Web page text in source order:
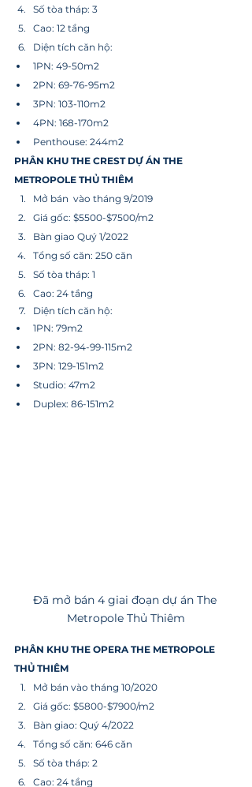
Số tòa tháp: 3
Cao: 12 tầng
Diện tích căn hộ:
1PN: 49-50m2
2PN: 69-76-95m2
3PN: 103-110m2
4PN: 168-170m2
Penthouse: 244m2
PHÂN KHU THE CREST DỰ ÁN THE
METROPOLE THỦ THIÊM
Mở bán  vào tháng 9/2019
Giá gốc: $5500-$7500/m2
Bàn giao Quý 1/2022
Tổng số căn: 250 căn
Số tòa tháp: 1
Cao: 24 tầng
Diện tích căn hộ:
1PN: 79m2
2PN: 82-94-99-115m2
3PN: 129-151m2
Studio: 47m2
Duplex: 86-151m2
Đã mở bán 4 giai đoạn dự án The
Metropole Thủ Thiêm
PHÂN KHU THE OPERA THE METROPOLE
THỦ THIÊM
Mở bán vào tháng 10/2020
Giá gốc: $5800-$7900/m2
Bàn giao: Quý 4/2022
Tổng số căn: 646 căn
Số tòa tháp: 2
Cao: 24 tầng